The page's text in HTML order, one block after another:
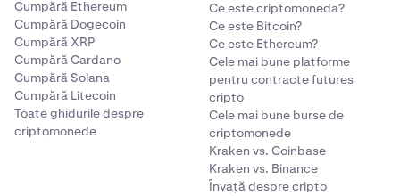
Cumpără Ethereum
Cumpără Dogecoin
Cumpără XRP
Cumpără Cardano
Cumpără Solana
Cumpără Litecoin
Toate ghidurile despre
criptomonede
Ce este criptomoneda?
Ce este Bitcoin?
Ce este Ethereum?
Cele mai bune platforme
pentru contracte futures
cripto
Cele mai bune burse de
criptomonede
Kraken vs. Coinbase
Kraken vs. Binance
Învață despre cripto